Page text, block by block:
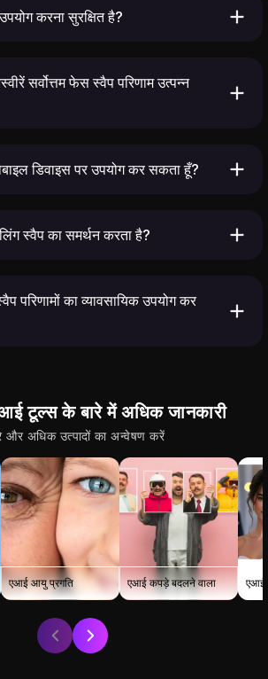
0.46K
8.38K 6.66K
करना सुरक्षित है?
सर्वोत्तम फेस स्वैप परिणाम उत्पन्न
डिवाइस पर उपयोग कर सकता हूँ?
स्वैप का समर्थन करता है?
परिणामों का व्यावसायिक उपयोग कर
टूल्स के बारे में अधिक जानकारी
और अधिक उत्पादों का अन्वेषण करें
एआई आयु प्रगति एआई कपड़े बदलने वाला एआई